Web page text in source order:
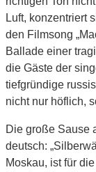
Luft, konzentriert
den Filmsong
Ballade einer
die Gäste der
tiefgründige
nicht nur höflich,
Die große Sause
deutsch:
Moskau, ist für